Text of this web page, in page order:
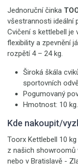
Jednoruční činka
všestrannosti ideální
Cvičení s kettlebell je
flexibility a zpevnění
rozpětí 4 – 24 kg.
Široká škála
sportovních
Pogumovaný
Hmotnost: 10 kg.
Kde nakoupit/
Toorx Kettlebell 10
z našich showroomů
nebo v Bratislavě -